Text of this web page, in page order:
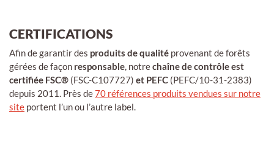
CERTIFICATIONS
Afin de garantir des produits de qualité provenant de forêts
gérées de façon responsable, notrechaîne de contrôle est
certifiée FSC® (FSC-C107727) et PEFC (PEFC/10-31-2383)
depuis 2011. Près de70 références produits vendues sur notre
site portent l’un ou l’autre label.